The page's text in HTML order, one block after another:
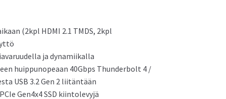
(2kpl HDMI 2.1 TMDS, 2kpl
ja dynamiikalla
huippunopeaan 40Gbps Thunderbolt 4 /
USB 3.2 Gen 2 liitäntään
Gen4x4 SSD kiintolevyjä